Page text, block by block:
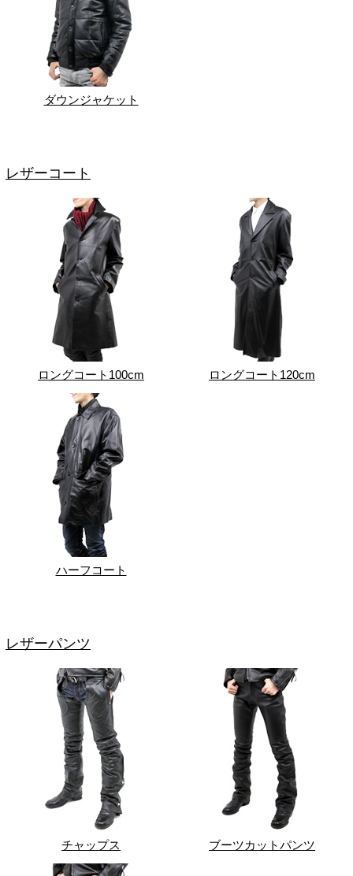
ダウンジャケット
レザーコート
ロングコート100cm ロングコート120cm
ハーフコート
レザーパンツ
チャップス ブーツカットパンツ